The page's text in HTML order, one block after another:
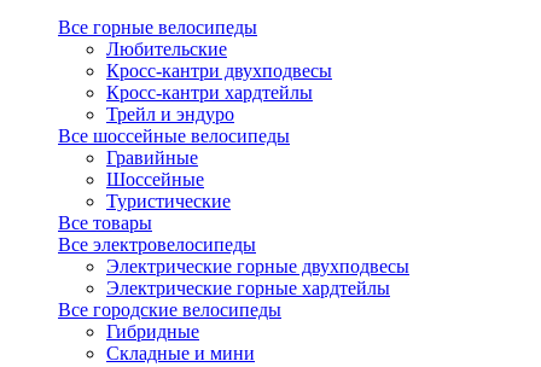
Все горные велосипеды
Любительские
Кросс-кантри двухподвесы
Кросс-кантри хардтейлы
Трейл и эндуро
Все шоссейные велосипеды
Гравийные
Шоссейные
Туристические
Все товары
Все электровелосипеды
Электрические горные двухподвесы
Электрические горные хардтейлы
Все городские велосипеды
Гибридные
Складные и мини